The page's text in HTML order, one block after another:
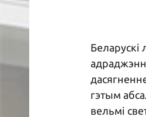
Беларускі
гэтым
вельмі